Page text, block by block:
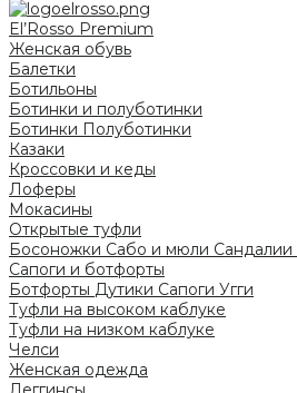
El’Rosso Premium
Женская обувь
Балетки
Ботильоны
Ботинки и полуботинки
Ботинки Полуботинки
Казаки
Кроссовки и кеды
Лоферы
Мокасины
Открытые туфли
Босоножки Сабо и мюли Сандалии
Сапоги и ботфорты
Ботфорты Дутики Сапоги Угги
Туфли на высоком каблуке
Туфли на низком каблуке
Челси
Женская одежда